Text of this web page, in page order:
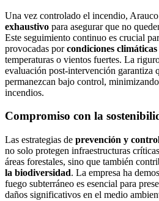
Una vez controlado el incendio,
exhaustivo para asegurar que no
Este seguimiento continuo es crucial
provocadas porcondiciones climáticas
temperaturas o vientos fuertes. La
evaluación post-intervención garantiza
permanezcan bajo control,
incendios.
Compromiso con la
Las estrategias de prevención y
no solo protegen infraestructuras
áreas forestales, sino que también
la biodiversidad. La empresa ha
fuego subterráneo es esencial para
daños significativos en el medio